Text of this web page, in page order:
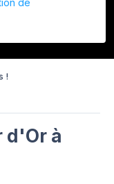
!
d'Or à
de